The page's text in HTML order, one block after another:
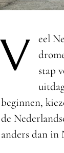
V
eel
stap
beginnen,
de
anders dan in